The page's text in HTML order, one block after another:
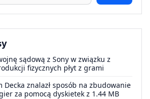
sądową z Sony w związku z
fizycznych płyt z grami
Decka znalazł sposób na zbudowanie
za pomocą dyskietek z 1.44 MB